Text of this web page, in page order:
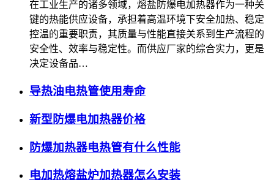
在工业生产的诸多领域，熔盐防爆电加热器作为一种关
键的热能供应设备，承担着高温环境下安全加热、稳定
控温的重要职责，其质量与性能直接关系到生产流程的
安全性、效率与稳定性。而供应厂家的综合实力，更是
决定设备品…
导热油电热管使用寿命
新型防爆电加热器价格
防爆加热器电热管有什么性能
电加热熔盐炉加热器怎么安装